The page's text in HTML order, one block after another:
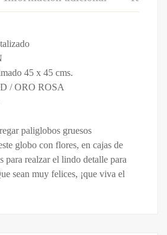
45 x 45 cms.
/ ORO ROSA
paliglobos gruesos
globo con flores, en cajas de
para realzar el lindo detalle para
sean muy felices, ¡que viva el
,10 UNIDADES
Y Revisión De
en 0 Comentarios